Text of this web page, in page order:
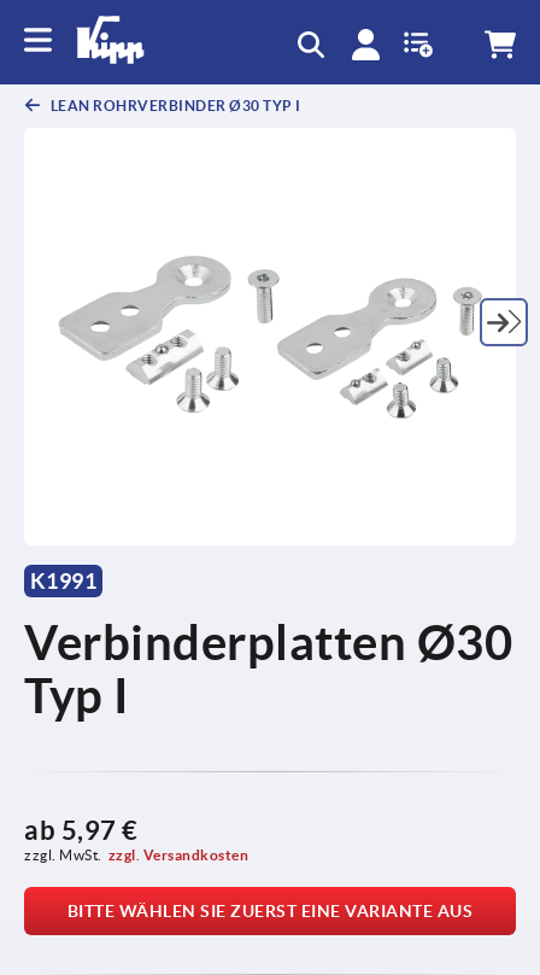
LEAN ROHRVERBINDER Ø30 TYP I
K1991
Verbinderplatten Ø30
Typ I
ab 5,97 €
zzgl. MwSt. zzgl. Versandkosten
BITTE WÄHLEN SIE ZUERST EINE VARIANTE AUS